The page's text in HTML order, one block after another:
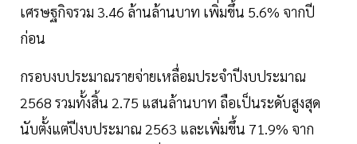
เศรษฐกิจรวม 3.46 ล้านล้านบาท เพิ่มขึ้น 5.6% จากปี
ก่อน
กรอบงบประมาณรายจ่ายเหลื่อมประจำปีงบประมาณ
2568 รวมทั้งสิ้น 2.75 แสนล้านบาท ถือเป็นระดับสูงสุด
นับตั้งแต่ปีงบประมาณ 2563 และเพิ่มขึ้น 71.9% จาก